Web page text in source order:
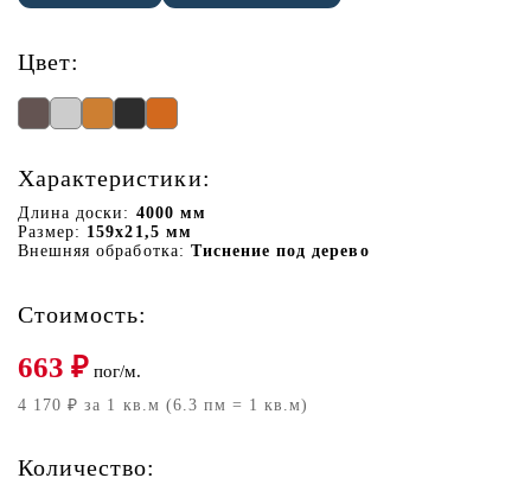
Цвет:
Характеристики:
Длина доски: 4000 мм
Размер: 159х21,5 мм
Внешняя обработка: Тиснение под дерево
Стоимость:
663 ₽ пог/м.
4 170 ₽ за 1 кв.м (6.3 пм = 1 кв.м)
Количество: